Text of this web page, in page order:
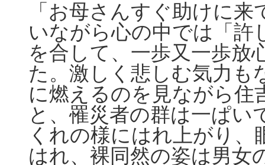
「お母さんすぐ助けに
いながら心の中では「許
を合して、一歩又一歩放
た。激しく悲しむ気力も
に燃えるのを見ながら住
と、罹災者の群は一ぱい
くれの様にはれ上がり
はれ、裸同然の姿は男女